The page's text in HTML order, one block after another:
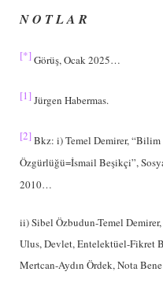
N O T L A R
[*]Görüş, Ocak 2025…
[1]Jürgen Habermas.
[2]Bkz: i) Temel Demirer,
Özgürlüğü=İsmail Beşikçi”,
2010…
ii) Sibel Özbudun-Temel
Ulus, Devlet, Entelektüel-Fikret
Mertcan-Aydın Ördek, Nota